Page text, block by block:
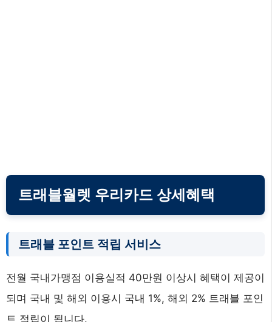
트래블월렛 우리카드 상세혜택
트래블 포인트 적립 서비스
전월 국내가맹점 이용실적 40만원 이상시 혜택이 제공이
되며 국내 및 해외 이용시 국내 1%, 해외 2% 트래블 포인
트 적립이 됩니다.